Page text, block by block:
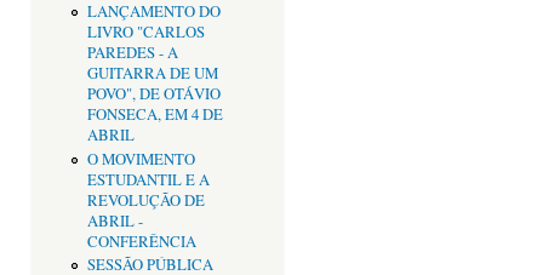
LANÇAMENTO DO
LIVRO "CARLOS
PAREDES - A
GUITARRA DE UM
POVO", DE OTÁVIO
FONSECA, EM 4 DE
ABRIL
O MOVIMENTO
ESTUDANTIL E A
REVOLUÇÃO DE
ABRIL -
CONFERÊNCIA
SESSÃO PÚBLICA